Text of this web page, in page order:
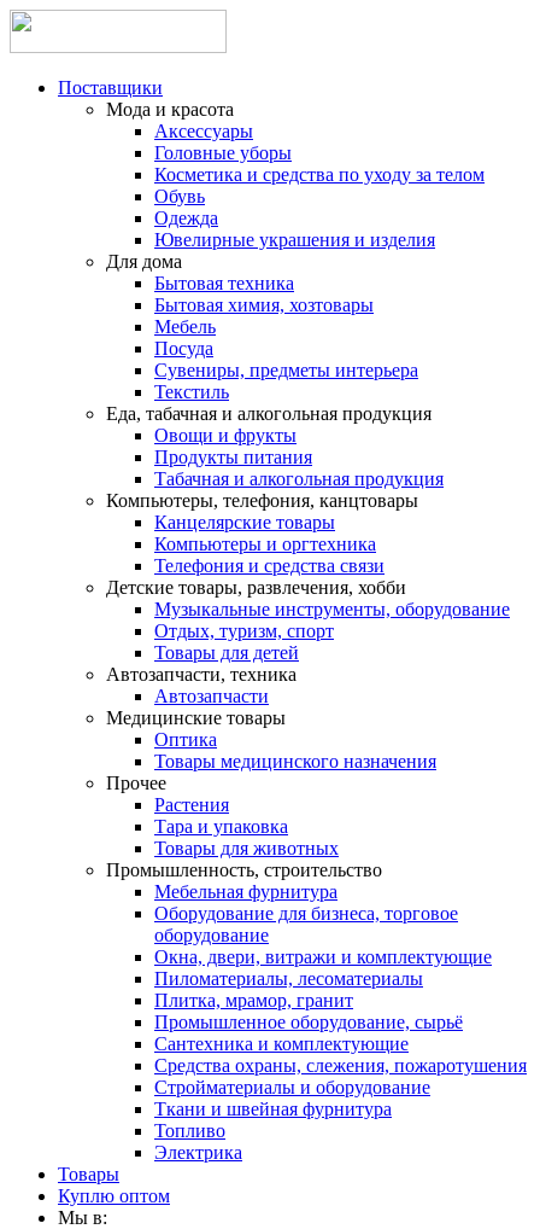
Поставщики
Мода и красота
Аксессуары
Головные уборы
Косметика и средства по уходу за телом
Обувь
Одежда
Ювелирные украшения и изделия
Для дома
Бытовая техника
Бытовая химия, хозтовары
Мебель
Посуда
Сувениры, предметы интерьера
Текстиль
Еда, табачная и алкогольная продукция
Овощи и фрукты
Продукты питания
Табачная и алкогольная продукция
Компьютеры, телефония, канцтовары
Канцелярские товары
Компьютеры и оргтехника
Телефония и средства связи
Детские товары, развлечения, хобби
Музыкальные инструменты, оборудование
Отдых, туризм, спорт
Товары для детей
Автозапчасти, техника
Автозапчасти
Медицинские товары
Оптика
Товары медицинского назначения
Прочее
Растения
Тара и упаковка
Товары для животных
Промышленность, строительство
Мебельная фурнитура
Оборудование для бизнеса, торговое
оборудование
Окна, двери, витражи и комплектующие
Пиломатериалы, лесоматериалы
Плитка, мрамор, гранит
Промышленное оборудование, сырьё
Сантехника и комплектующие
Средства охраны, слежения, пожаротушения
Стройматериалы и оборудование
Ткани и швейная фурнитура
Топливо
Электрика
Товары
Куплю оптом
Мы в: